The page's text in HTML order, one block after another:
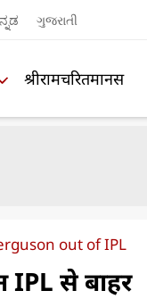
ગુજરાતી
श्रीरामचरितमानस
out of IPL
IPL से बाहर